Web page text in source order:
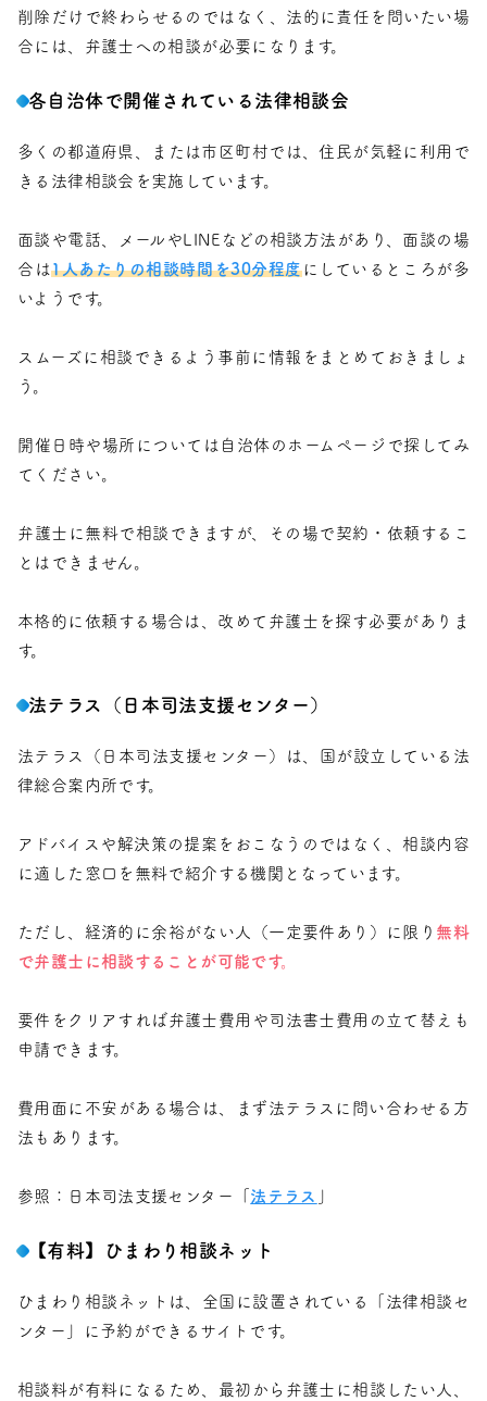
削除だけで終わらせるのではなく、法的に責任を問いたい場
合には、弁護士への相談が必要になります。
各自治体で開催されている法律相談会
多くの都道府県、または市区町村では、住民が気軽に利用で
きる法律相談会を実施しています。
面談や電話、メールやLINEなどの相談方法があり、面談の場
合は1人あたりの相談時間を30分程度にしているところが多
いようです。
スムーズに相談できるよう事前に情報をまとめておきましょ
う。
開催日時や場所については自治体のホームページで探してみ
てください。
弁護士に無料で相談できますが、その場で契約・依頼するこ
とはできません。
本格的に依頼する場合は、改めて弁護士を探す必要がありま
す。
法テラス（日本司法支援センター）
法テラス（日本司法支援センター）は、国が設立している法
律総合案内所です。
アドバイスや解決策の提案をおこなうのではなく、相談内容
に適した窓口を無料で紹介する機関となっています。
ただし、経済的に余裕がない人（一定要件あり）に限り 無料
で弁護士に相談することが可能です。
要件をクリアすれば弁護士費用や司法書士費用の立て替えも
申請できます。
費用面に不安がある場合は、まず法テラスに問い合わせる方
法もあります。
参照：日本司法支援センター「 法テラス
【有料】ひまわり相談ネット
ひまわり相談ネットは、全国に設置されている「法律相談セ
ンター」に予約ができるサイトです。
相談料が有料になるため、最初から弁護士に相談したい人、